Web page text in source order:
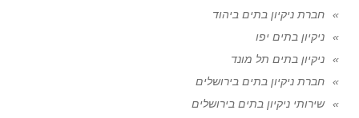
חברת ניקיון בתים ביהוד
ניקיון בתים יפו
ניקיון בתים תל מונד
חברת ניקיון בתים בירושלים
שירותי ניקיון בתים בירושלים